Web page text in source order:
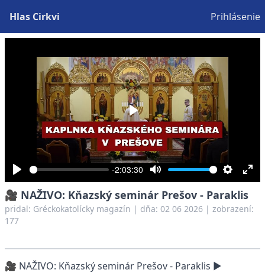
Hlas Cirkvi Prihlásenie
Play
-2:03:30
Mute Settings
Play
🎥 NAŽIVO: Kňazský seminár Prešov - Paraklis
pridal: Gréckokatolícky magazín | dňa: 02 06 2026 | zobrazení:
177
🎥 NAŽIVO: Kňazský seminár Prešov - Paraklis ►